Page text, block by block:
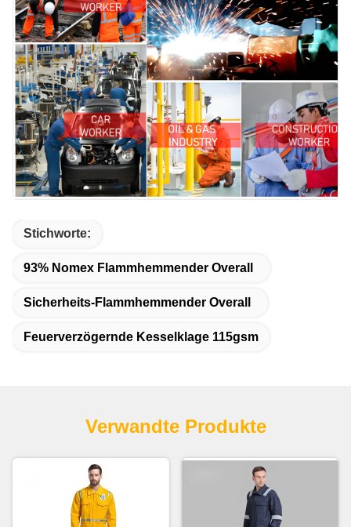
Stichworte:
93% Nomex Flammhemmender Overall
Sicherheits-Flammhemmender Overall
Feuerverzögernde Kesselklage 115gsm
Verwandte Produkte